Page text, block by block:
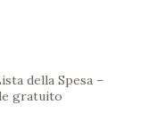
della Spesa –
gratuito